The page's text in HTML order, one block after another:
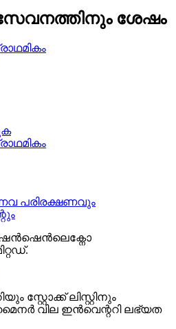
ശേഷം
പരിരക്ഷണവും
ഷെൻഷെൻലെക്നോ
സ്റ്റോക്ക് ലിസ്റ്റിനും
വില ഇൻവെന്ററി ലഭ്യത